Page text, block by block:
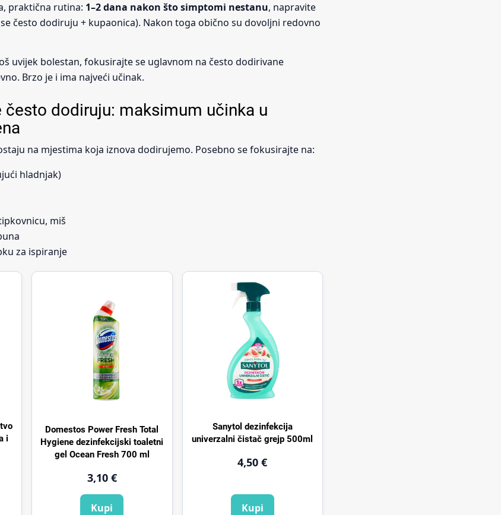
praktična rutina: 1–2 dana nakon što simptomi nestanu, napravite
često dodiruju + kupaonica). Nakon toga obično su dovoljni redovno
uvijek bolestan, fokusirajte se uglavnom na često dodirivane
Brzo je i ima najveći učinak.
često dodiruju: maksimum učinka u
na mjestima koja iznova dodirujemo. Posebno se fokusirajte na:
hladnjak)
miš
za ispiranje
i
Domestos Power Fresh Total
Hygiene dezinfekcijski toaletni
gel Ocean Fresh 700 ml
3,10 €
Kupi
Sanytol dezinfekcija
univerzalni čistač grejp 500ml
4,50 €
Kupi